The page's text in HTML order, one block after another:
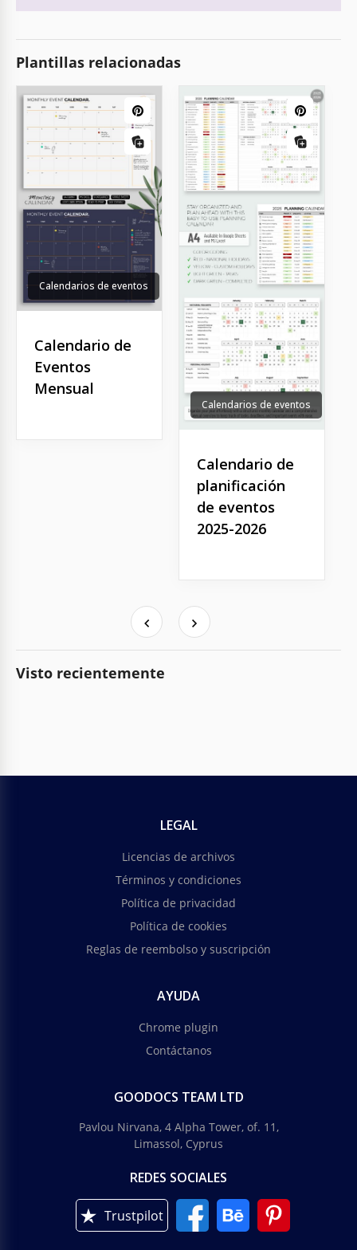
Plantillas relacionadas
Calendarios de eventos
Calendario de
Eventos
Mensual
Calendarios de eventos
Calendario de
planificación
de eventos
2025-2026
Visto recientemente
LEGAL
Licencias de archivos
Términos y condiciones
Política de privacidad
Política de cookies
Reglas de reembolso y suscripción
AYUDA
Chrome plugin
Contáctanos
GOODOCS TEAM LTD
Pavlou Nirvana, 4 Alpha Tower, of. 11,
Limassol, Cyprus
REDES SOCIALES
Trustpilot